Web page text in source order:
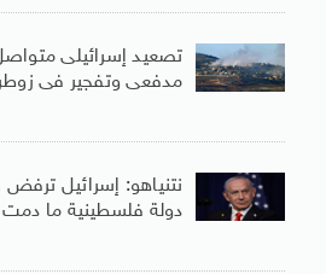
تصعيد إسرائيلى
مدفعى وتفجير فى
نتنياهو: إسرائيل
دولة فلسطينية ما دمت